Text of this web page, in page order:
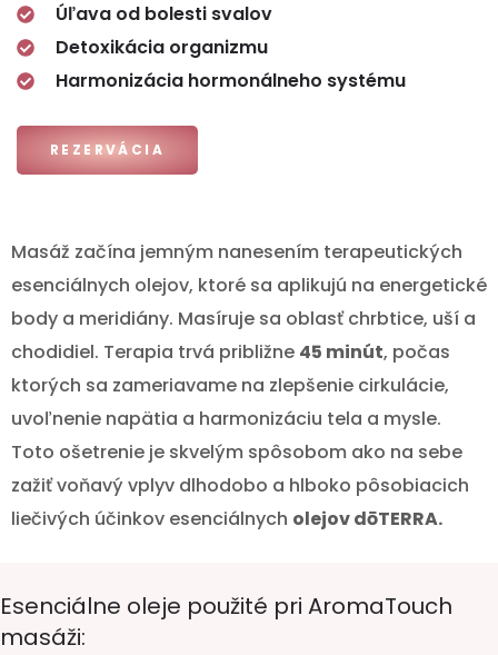
Úľava od bolesti svalov
Detoxikácia organizmu
Harmonizácia hormonálneho systému
REZERVÁCIA
Masáž začína jemným nanesením terapeutických
esenciálnych olejov, ktoré sa aplikujú na energetické
body a meridiány. Masíruje sa oblasť chrbtice, uší a
chodidiel. Terapia trvá približne 45 minút, počas
ktorých sa zameriavame na zlepšenie cirkulácie,
uvoľnenie napätia a harmonizáciu tela a mysle.
Toto ošetrenie je skvelým spôsobom ako na sebe
zažiť voňavý vplyv dlhodobo a hlboko pôsobiacich
liečivých účinkov esenciálnych olejov dōTERRA.
Esenciálne oleje použité pri AromaTouch
masáži: